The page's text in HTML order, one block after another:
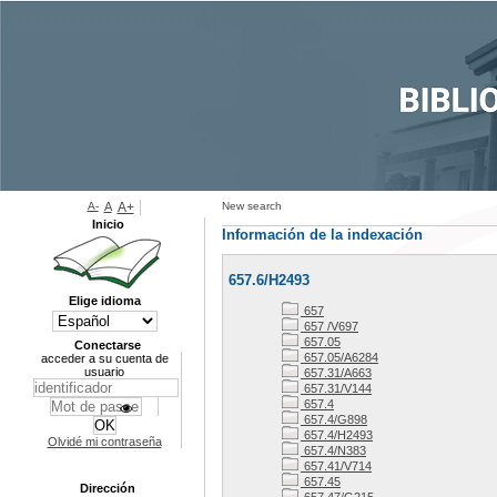
New search
Información de la indexación
657.6/H2493
657
657 /V697
657.05
657.05/A6284
657.31/A663
657.31/V144
657.4
657.4/G898
657.4/H2493
657.4/N383
657.41/V714
657.45
A- A A+
Inicio
Elige idioma
Conectarse
acceder a su cuenta de
usuario
Olvidé mi contraseña
Dirección